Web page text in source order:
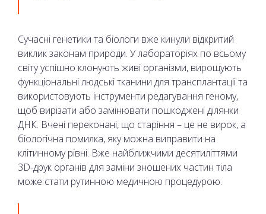
Сучасні генетики та біологи вже кинули відкритий
виклик законам природи. У лабораторіях по всьому
світу успішно клонують живі організми, вирощують
функціональні людські тканини для трансплантації та
використовують інструменти редагування геному,
щоб вирізати або замінювати пошкоджені ділянки
ДНК. Вчені переконані, що старіння – це не вирок, а
біологічна помилка, яку можна виправити на
клітинному рівні. Вже найближчими десятиліттями
3D-друк органів для заміни зношених частин тіла
може стати рутинною медичною процедурою.